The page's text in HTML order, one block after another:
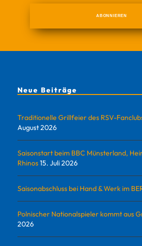
Neue Beiträge
Traditionelle Grillfeier des RSV-
August 2026
Saisonstart beim BBC Münsterland,
Rhinos15. Juli 2026
Saisonabschluss bei Hand & Werk im
Polnischer Nationalspieler kommt aus
2026